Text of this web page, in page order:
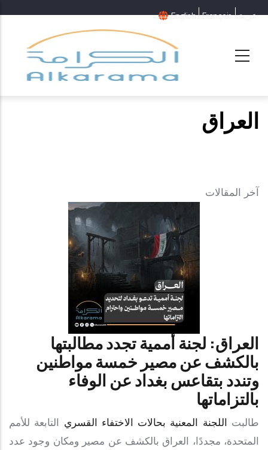
English Français عربية
العراق
آخر المقالات
العراق: لجنة أممية تجدد مطالبتها
بالكشف عن مصير خمسة مواطنين
وتندد بتقاعس بغداد عن الوفاء
بالتزاماتها
طالبت اللجنة المعنية بحالات الاختفاء القسري التابعة للأمم
المتحدة، مجددًا، العراق بالكشف عن مصير ومكان وجود عدد